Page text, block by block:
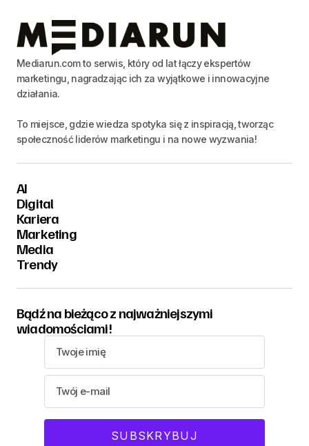
Mediarun.com to serwis, który od lat łączy ekspertów
marketingu, nagradzając ich za wyjątkowe i innowacyjne
działania.
To miejsce, gdzie wiedza spotyka się z inspiracją, tworząc
społeczność liderów marketingu i na nowe wyzwania!
AI
Digital
Kariera
Marketing
Media
Trendy
Bądź na bieżąco z najważniejszymi
wiadomościami!